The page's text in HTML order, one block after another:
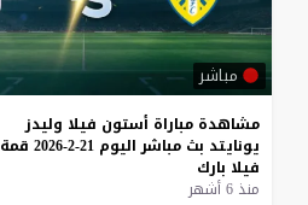
مباشر
مشاهدة مباراة أستون فيلا وليدز
يونايتد بث مباشر اليوم 21-2-2026
قمة
فيلا بارك
منذ 6 أشهر